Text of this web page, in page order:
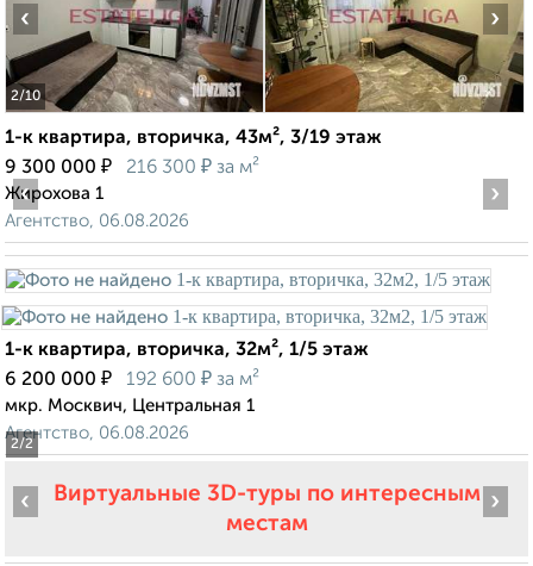
2/10
‹ ›
1-к квартира, вторичка, 43м², 3/19 этаж
9 300 000 ₽ 216 300 ₽ за м²
Жирохова 1
Агентство, 06.08.2026
2/2
‹ ›
1-к квартира, вторичка, 32м², 1/5 этаж
6 200 000 ₽ 192 600 ₽ за м²
мкр. Москвич, Центральная 1
Агентство, 06.08.2026
Виртуальные 3D-туры по интересным
местам
‹ ›